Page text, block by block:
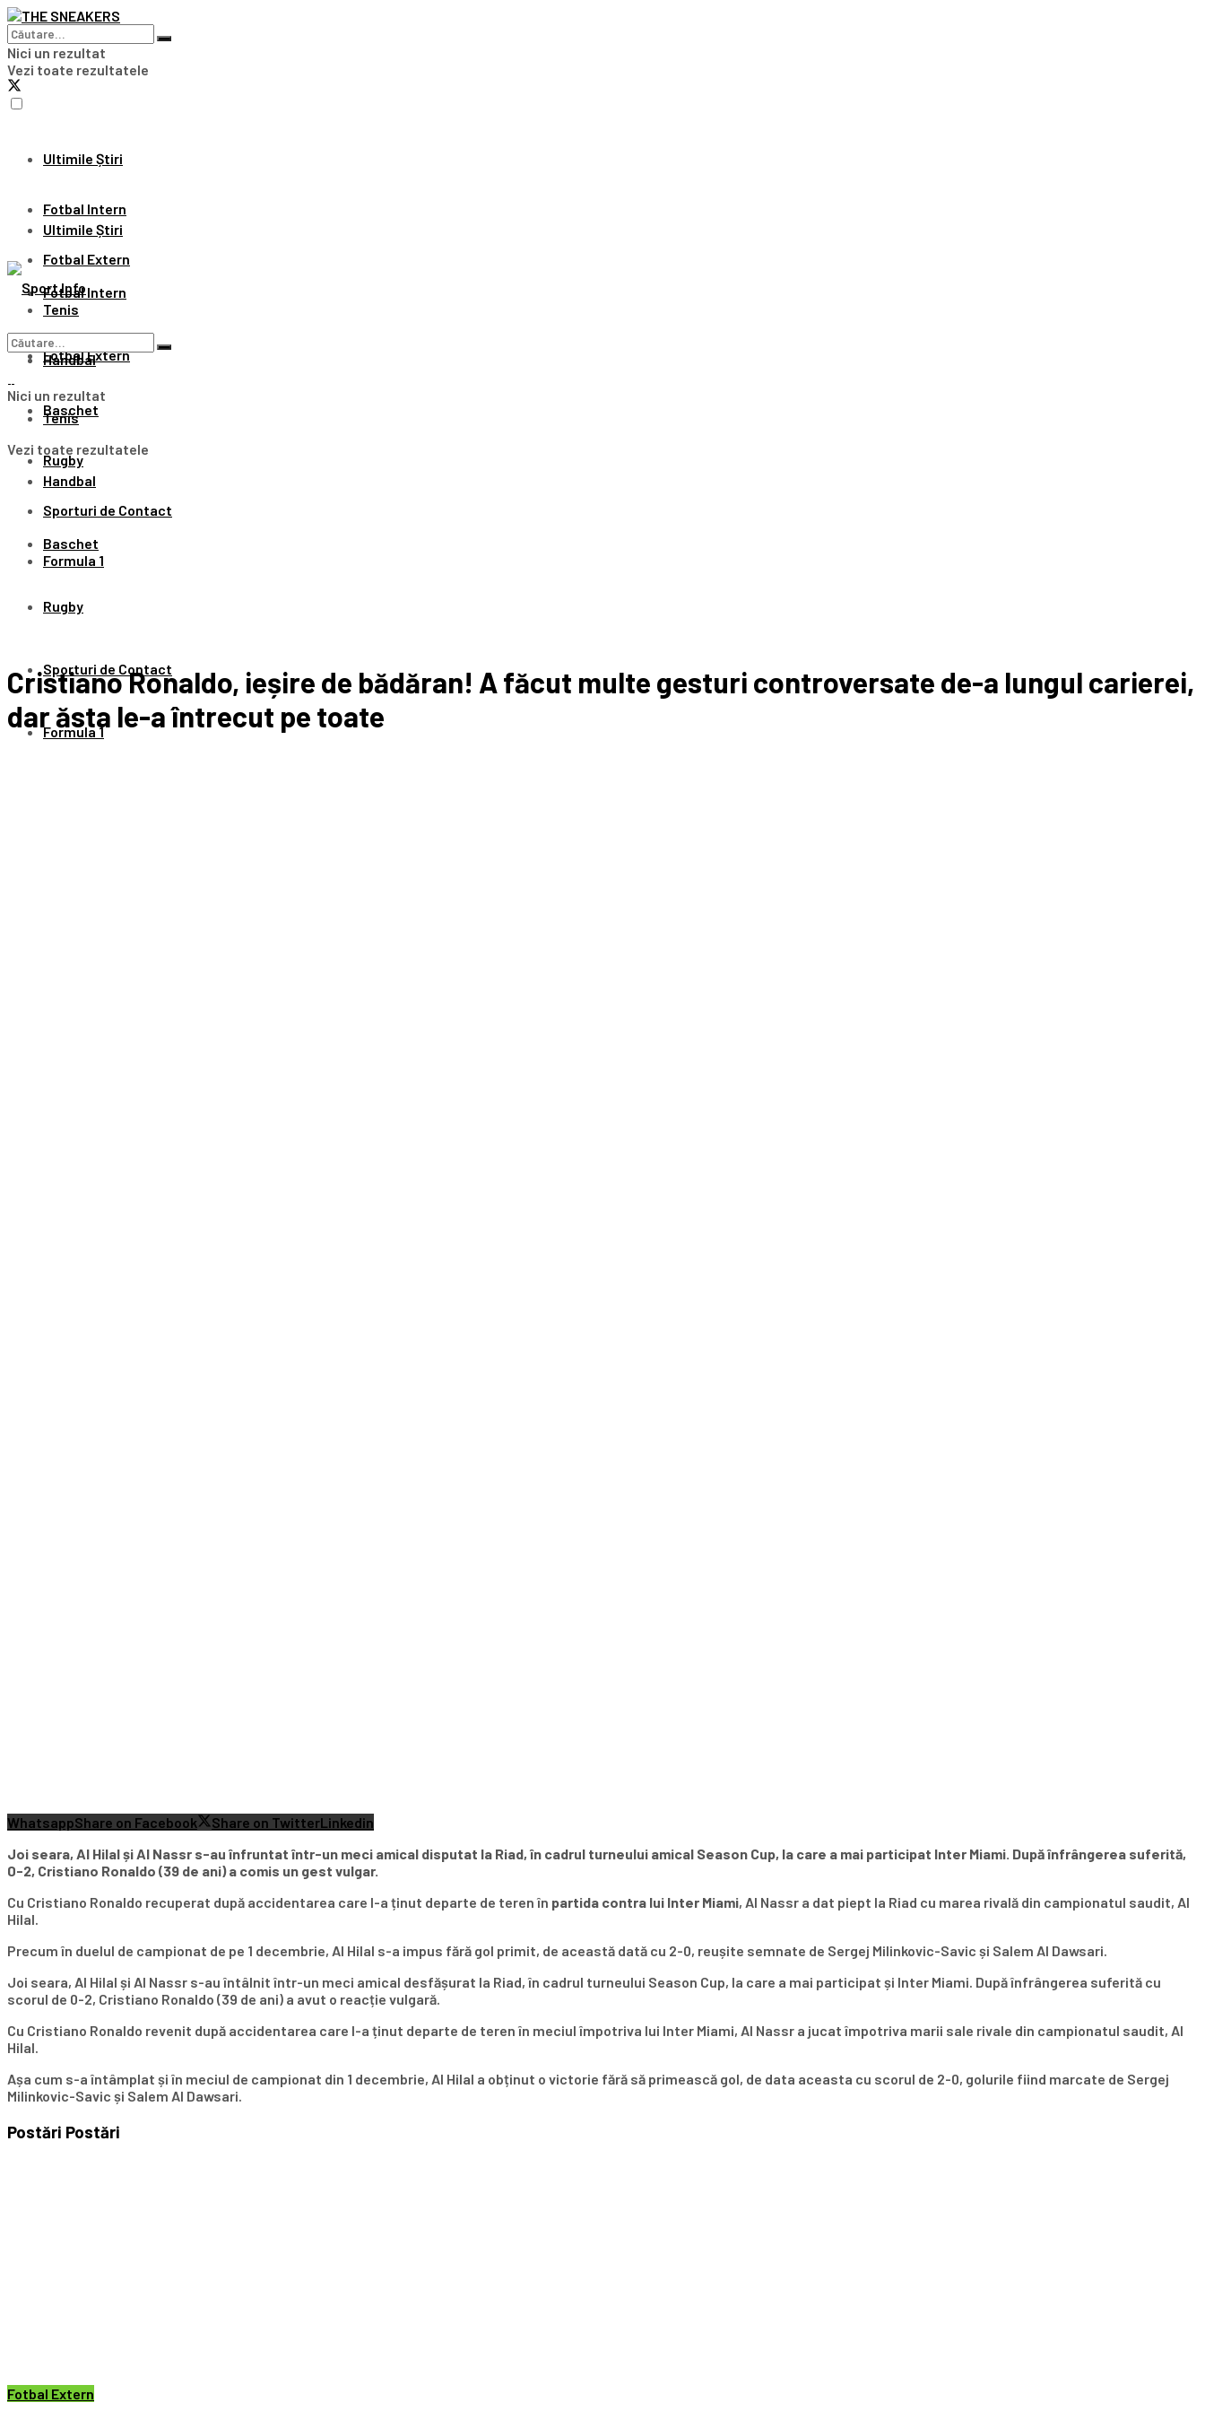
Nici un rezultat
Vezi toate rezultatele
Ultimile Știri
Fotbal Intern
Fotbal Extern
Tenis
Handbal
Baschet
Rugby
Sporturi de Contact
Formula 1
Ultimile Știri
Fotbal Intern
Fotbal Extern
Tenis
Handbal
Baschet
Rugby
Sporturi de Contact
Formula 1
Nici un rezultat
Vezi toate rezultatele
Cristiano Ronaldo, ieșire de bădăran! A făcut multe gesturi controversate de-a lungul carierei,
dar ăsta le-a întrecut pe toate
WhatsappShare on Facebook Share on TwitterLinkedin
Joi seara, Al Hilal și Al Nassr s-au înfruntat într-un meci amical disputat la Riad, în cadrul turneului amical Season Cup, la care a mai participat Inter Miami. După înfrângerea suferită,
0-2, Cristiano Ronaldo (39 de ani) a comis un gest vulgar.
Cu Cristiano Ronaldo recuperat după accidentarea care l-a ținut departe de teren în partida contra lui Inter Miami, Al Nassr a dat piept la Riad cu marea rivală din campionatul saudit, Al
Hilal.
Precum în duelul de campionat de pe 1 decembrie, Al Hilal s-a impus fără gol primit, de această dată cu 2-0, reușite semnate de Sergej Milinkovic-Savic și Salem Al Dawsari.
Joi seara, Al Hilal și Al Nassr s-au întâlnit într-un meci amical desfășurat la Riad, în cadrul turneului Season Cup, la care a mai participat și Inter Miami. După înfrângerea suferită cu
scorul de 0-2, Cristiano Ronaldo (39 de ani) a avut o reacție vulgară.
Cu Cristiano Ronaldo revenit după accidentarea care l-a ținut departe de teren în meciul împotriva lui Inter Miami, Al Nassr a jucat împotriva marii sale rivale din campionatul saudit, Al
Hilal.
Așa cum s-a întâmplat și în meciul de campionat din 1 decembrie, Al Hilal a obținut o victorie fără să primească gol, de data aceasta cu scorul de 2-0, golurile fiind marcate de Sergej
Milinkovic-Savic și Salem Al Dawsari.
Postări Postări
Fotbal Extern